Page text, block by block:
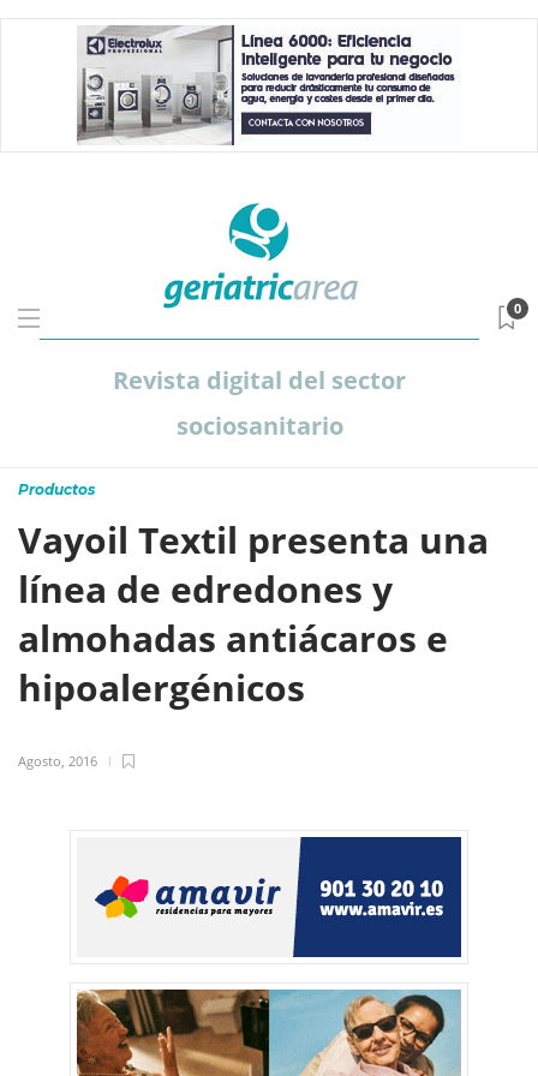
Revista digital del sector
sociosanitario
0
Productos
Vayoil Textil presenta una
línea de edredones y
almohadas antiácaros e
hipoalergénicos
Agosto, 2016